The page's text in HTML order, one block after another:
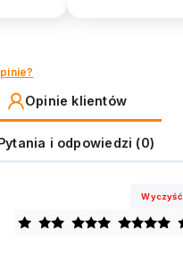
Opinie klientów
i odpowiedzi (0)
Wyczyść